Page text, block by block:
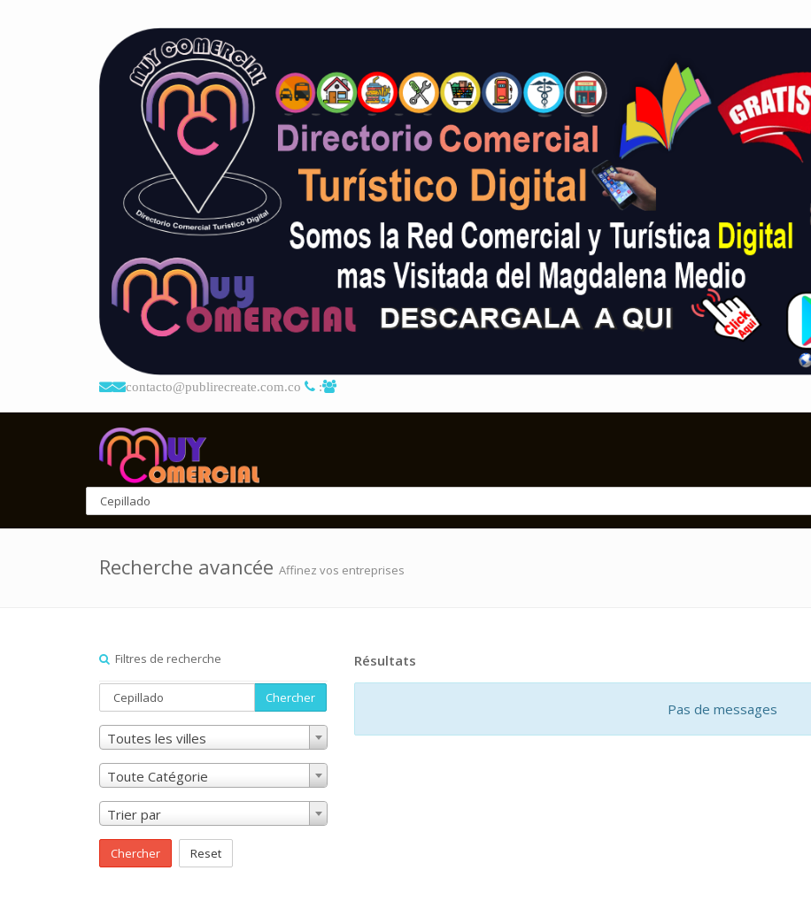
contacto@publirecreate.com.co :
Recherche avancée Affinez vos entreprises
Filtres de recherche
Chercher
Toutes les villes
Toute Catégorie
Trier par
Chercher Reset
Résultats
Pas de messages